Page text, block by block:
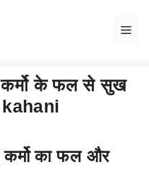
कर्मो के फल से सुख
kahani
कर्मो का फल और